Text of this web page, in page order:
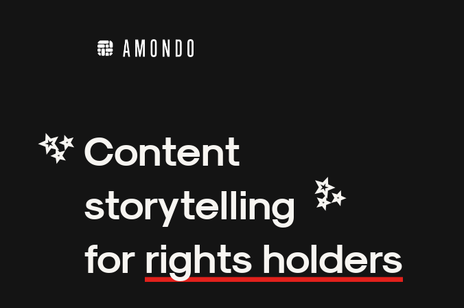
✨ Content
✨
storytelling
for rights holders